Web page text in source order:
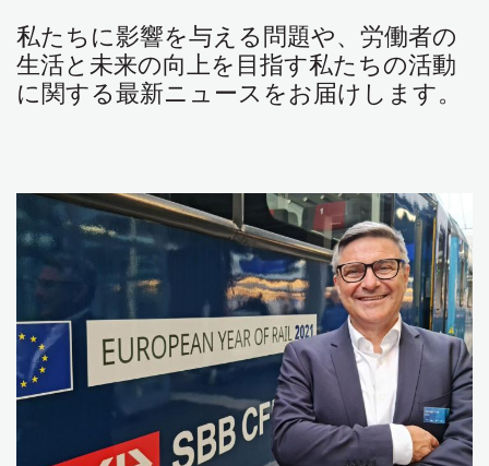
私たちに影響を与える問題や、労働者の
生活と未来の向上を目指す私たちの活動
に関する最新ニュースをお届けします。